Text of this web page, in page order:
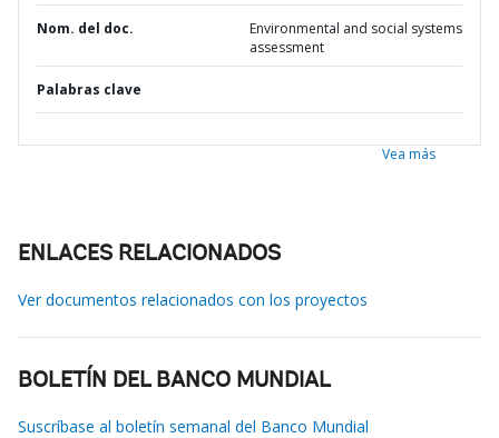
Nom. del doc.
Environmental and social systems
assessment
Palabras clave
Vea más
ENLACES RELACIONADOS
Ver documentos relacionados con los proyectos
BOLETÍN DEL BANCO MUNDIAL
Suscríbase al boletín semanal del Banco Mundial